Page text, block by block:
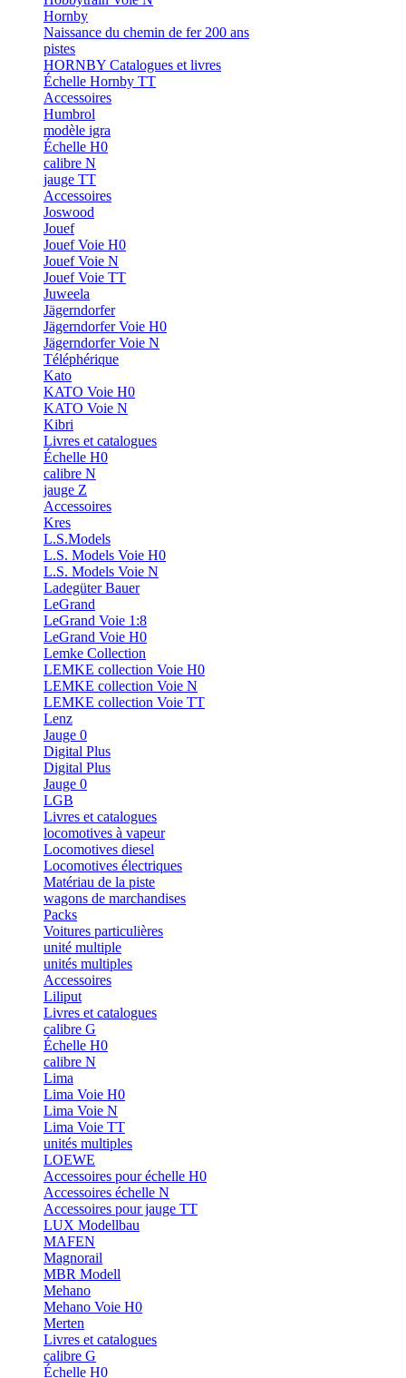
Hornby
Naissance du chemin de fer 200 ans
pistes
HORNBY Catalogues et livres
Échelle Hornby TT
Accessoires
Humbrol
modèle igra
Échelle H0
calibre N
jauge TT
Accessoires
Joswood
Jouef
Jouef Voie H0
Jouef Voie N
Jouef Voie TT
Juweela
Jägerndorfer
Jägerndorfer Voie H0
Jägerndorfer Voie N
Téléphérique
Kato
KATO Voie H0
KATO Voie N
Kibri
Livres et catalogues
Échelle H0
calibre N
jauge Z
Accessoires
Kres
L.S.Models
L.S. Models Voie H0
L.S. Models Voie N
Ladegüter Bauer
LeGrand
LeGrand Voie 1:8
LeGrand Voie H0
Lemke Collection
LEMKE collection Voie H0
LEMKE collection Voie N
LEMKE collection Voie TT
Lenz
Jauge 0
Digital Plus
Digital Plus
Jauge 0
LGB
Livres et catalogues
locomotives à vapeur
Locomotives diesel
Locomotives électriques
Matériau de la piste
wagons de marchandises
Packs
Voitures particulières
unité multiple
unités multiples
Accessoires
Liliput
Livres et catalogues
calibre G
Échelle H0
calibre N
Lima
Lima Voie H0
Lima Voie N
Lima Voie TT
unités multiples
LOEWE
Accessoires pour échelle H0
Accessoires échelle N
Accessoires pour jauge TT
LUX Modellbau
MAFEN
Magnorail
MBR Modell
Mehano
Mehano Voie H0
Merten
Livres et catalogues
calibre G
Échelle H0